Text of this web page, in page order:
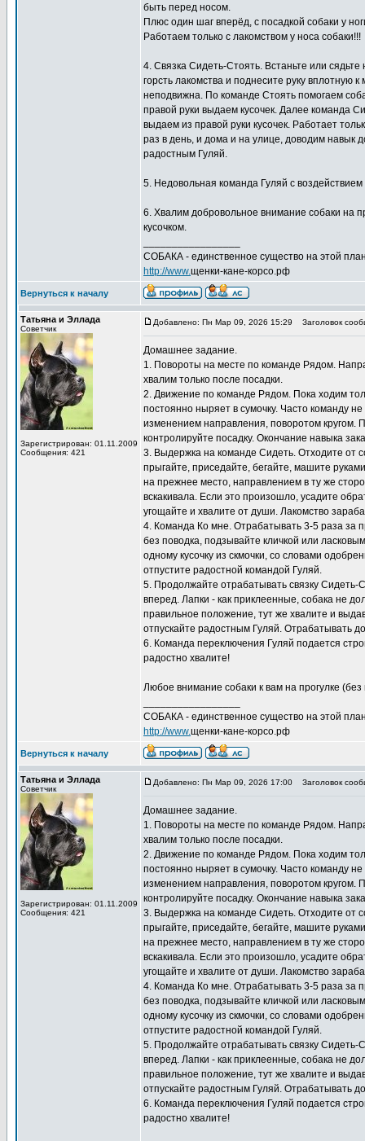
быть перед носом.
Плюс один шаг вперёд, с посадкой собаки у
Работаем только с лакомством у носа собаки!!!
4. Связка Сидеть-Стоять. Встаньте или
горсть лакомства и поднесите руку вплотную
неподвижна. По команде Стоять помогаем
правой руки выдаем кусочек. Далее команда
выдаем из правой руки кусочек. Работает
раз в день, и дома и на улице, доводим навык
радостным Гуляй.
5. Недовольная команда Гуляй с воздействием
6. Хвалим добровольное внимание собаки на
кусочком.
СОБАКА - единственное существо на этой
http://www.щенки-кане-корсо.рф
Вернуться к началу
Татьяна и Эллада
Советчик
Зарегистрирован: 01.11.2009
Сообщения: 421
Добавлено: Пн Мар 09, 2026 15:29 Заголовок
Домашнее задание.
1. Повороты на месте по команде Рядом.
хвалим только после посадки.
2. Движение по команде Рядом. Пока ходим
постоянно ныряет в сумочку. Часто команду
изменением направления, поворотом кругом.
контролируйте посадку. Окончание навыка
3. Выдержка на команде Сидеть. Отходите от
прыгайте, приседайте, бегайте, машите
на прежнее место, направлением в ту же
вскакивала. Если это произошло, усадите
угощайте и хвалите от души. Лакомство
4. Команда Ко мне. Отрабатывать 3-5 раза за
без поводка, подзывайте кличкой или
одному кусочку из скмочки, со словами
отпустите радостной командой Гуляй.
5. Продолжайте отрабатывать связку Сидеть-
вперед. Лапки - как приклеенные, собака не
правильное положение, тут же хвалите и
отпускайте радостным Гуляй. Отрабатывать
6. Команда переключения Гуляй подается
радостно хвалите!
Любое внимание собаки к вам на прогулке
СОБАКА - единственное существо на этой
http://www.щенки-кане-корсо.рф
Вернуться к началу
Татьяна и Эллада
Советчик
Зарегистрирован: 01.11.2009
Сообщения: 421
Добавлено: Пн Мар 09, 2026 17:00 Заголовок
Домашнее задание.
1. Повороты на месте по команде Рядом.
хвалим только после посадки.
2. Движение по команде Рядом. Пока ходим
постоянно ныряет в сумочку. Часто команду
изменением направления, поворотом кругом.
контролируйте посадку. Окончание навыка
3. Выдержка на команде Сидеть. Отходите от
прыгайте, приседайте, бегайте, машите
на прежнее место, направлением в ту же
вскакивала. Если это произошло, усадите
угощайте и хвалите от души. Лакомство
4. Команда Ко мне. Отрабатывать 3-5 раза за
без поводка, подзывайте кличкой или
одному кусочку из скмочки, со словами
отпустите радостной командой Гуляй.
5. Продолжайте отрабатывать связку Сидеть-
вперед. Лапки - как приклеенные, собака не
правильное положение, тут же хвалите и
отпускайте радостным Гуляй. Отрабатывать
6. Команда переключения Гуляй подается
радостно хвалите!